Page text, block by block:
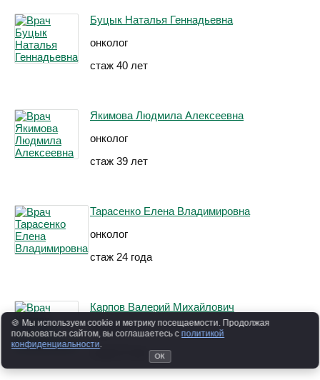
Буцык Наталья Геннадьевна
онколог
стаж 40 лет
Якимова Людмила Алексеевна
онколог
стаж 39 лет
Тарасенко Елена Владимировна
онколог
стаж 24 года
Карпов Валерий Михайлович
онколог
стаж 17 лет
🍪 Мы используем cookie и метрику посещаемости. Продолжая
пользоваться сайтом, вы соглашаетесь с политикой
конфиденциальности
ОК